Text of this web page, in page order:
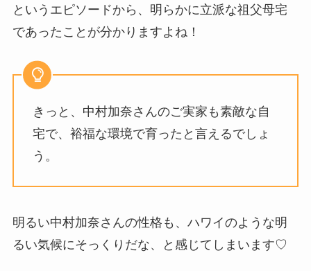
というエピソードから、明らかに立派な祖父母宅
であったことが分かりますよね！
きっと、中村加奈さんのご実家も素敵な自
宅で、裕福な環境で育ったと言えるでしょ
う。
明るい中村加奈さんの性格も、ハワイのような明
るい気候にそっくりだな、と感じてしまいます♡